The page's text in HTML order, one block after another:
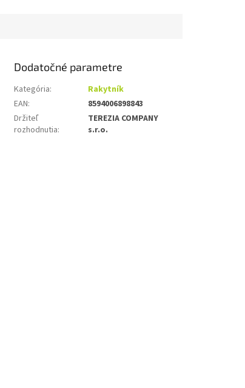
Dodatočné parametre
Kategória:
Rakytník
EAN:
8594006898843
Držiteľ
rozhodnutia:
TEREZIA COMPANY
s.r.o.